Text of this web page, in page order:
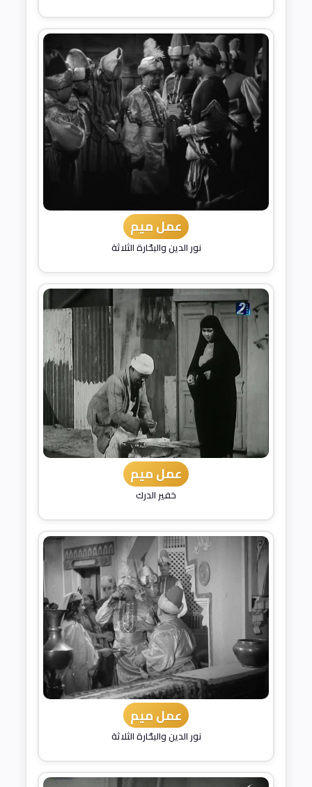
عمل ميم
نور الدين والبحّارة الثلاثة
عمل ميم
خفير الدرك
عمل ميم
نور الدين والبحّارة الثلاثة